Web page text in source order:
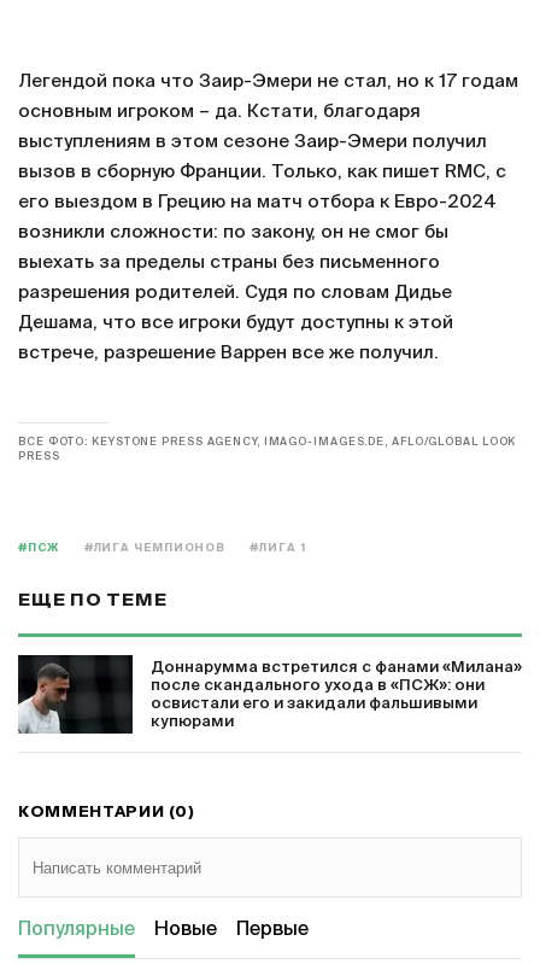
Легендой пока что Заир-Эмери не стал, но к 17 годам
основным игроком – да. Кстати, благодаря
выступлениям в этом сезоне Заир-Эмери получил
вызов в сборную Франции. Только, как пишет RMC, с
его выездом в Грецию на матч отбора к Евро-2024
возникли сложности: по закону, он не смог бы
выехать за пределы страны без письменного
разрешения родителей. Судя по словам Дидье
Дешама, что все игроки будут доступны к этой
встрече, разрешение Варрен все же получил.
ВСЕ ФОТО: KEYSTONE PRESS AGENCY, IMAGO-IMAGES.DE, AFLO/GLOBAL LOOK
PRESS
#ПСЖ #ЛИГА ЧЕМПИОНОВ #ЛИГА 1
ЕЩЕ ПО ТЕМЕ
Доннарумма встретился с фанами «Милана»
после скандального ухода в «ПСЖ»: они
освистали его и закидали фальшивыми
купюрами
КОММЕНТАРИИ (0)
Популярные Новые Первые